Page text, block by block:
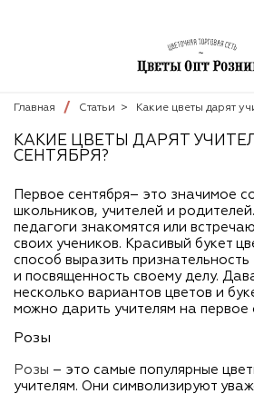
Главная Статьи > Какие цветы дарят
КАКИЕ ЦВЕТЫ ДАРЯТ
СЕНТЯБРЯ?
Первое сентября– это значимое
школьников, учителей и
педагоги знакомятся или
своих учеников. Красивый букет
способ выразить
и посвященность своему делу.
несколько вариантов цветов и
можно дарить учителям на первое
Розы
Розы – это самые популярные
учителям. Они символизируют